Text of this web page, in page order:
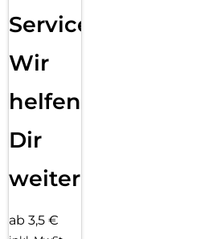
Service:
Wir
helfen
Dir
weiter
ab 3,5 €